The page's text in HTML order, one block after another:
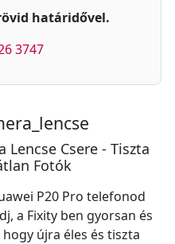
határidővel.
3747
Lencse Csere - Tiszta
Fotók
P20 Pro telefonod
a Fixity ben gyorsan és
újra éles és tiszta